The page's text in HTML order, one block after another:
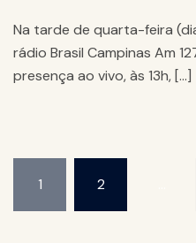
Na tarde de quarta-feira
rádio Brasil Campinas Am
presença ao vivo, às 13h, […]
1 2